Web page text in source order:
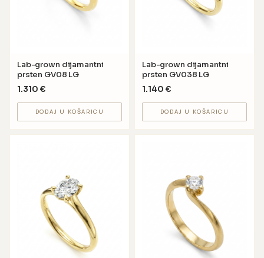
Lab-grown dijamantni
prsten GV08 LG
1.310 €
DODAJ U KOŠARICU
Lab-grown dijamantni
prsten GV038 LG
1.140 €
DODAJ U KOŠARICU